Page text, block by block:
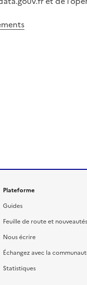
Plateforme
Guides
Feuille de route et nouveautés
Nous écrire
Échangez avec la
Statistiques